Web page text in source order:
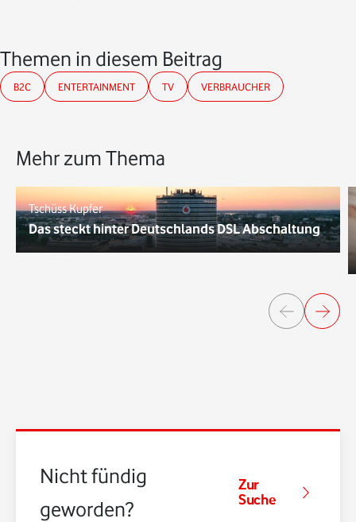
Themen in diesem Beitrag
B2C ENTERTAINMENT TV VERBRAUCHER
Mehr zum Thema
Tschüss Kupfer
Das steckt hinter Deutschlands DSL Abschaltung
Nicht fündig
geworden?
Zur
Suche